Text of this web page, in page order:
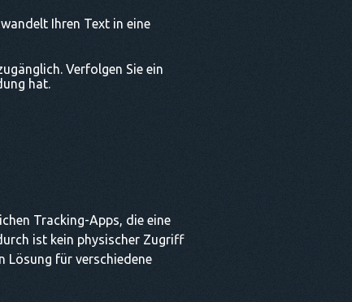
Ihren Text in eine
Verfolgen Sie ein
hat.
Tracking-Apps, die eine
ist kein physischer Zugriff
Lösung für verschiedene